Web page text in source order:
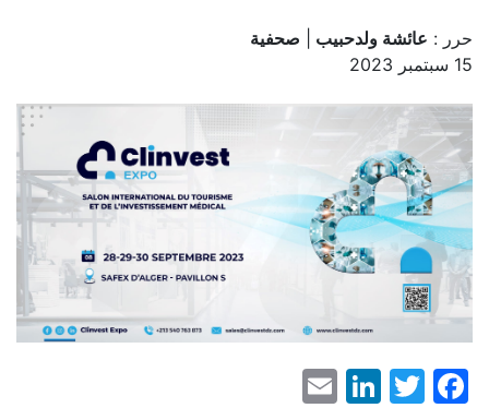
حرر : عائشة ولدحبيب
صحفية
15 سبتمبر 2023
Facebook
Twitter
LinkedIn